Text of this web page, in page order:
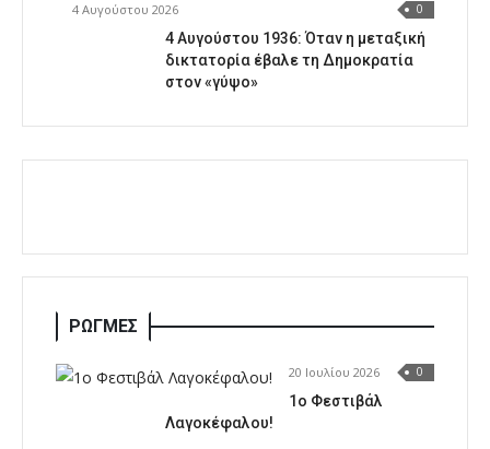
4 Αυγούστου 2026 0
4 Αυγούστου 1936: Όταν η μεταξική
δικτατορία έβαλε τη Δημοκρατία
στον «γύψο»
ΡΩΓΜΕΣ
20 Ιουλίου 2026 0
1o Φεστιβάλ
Λαγοκέφαλου!